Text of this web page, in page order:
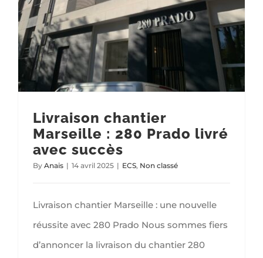
Livraison chantier
Marseille : 280 Prado livré
avec succès
By Anais | 14 avril 2025 | ECS, Non classé
Livraison chantier Marseille : une nouvelle
réussite avec 280 Prado Nous sommes fiers
d’annoncer la livraison du chantier 280